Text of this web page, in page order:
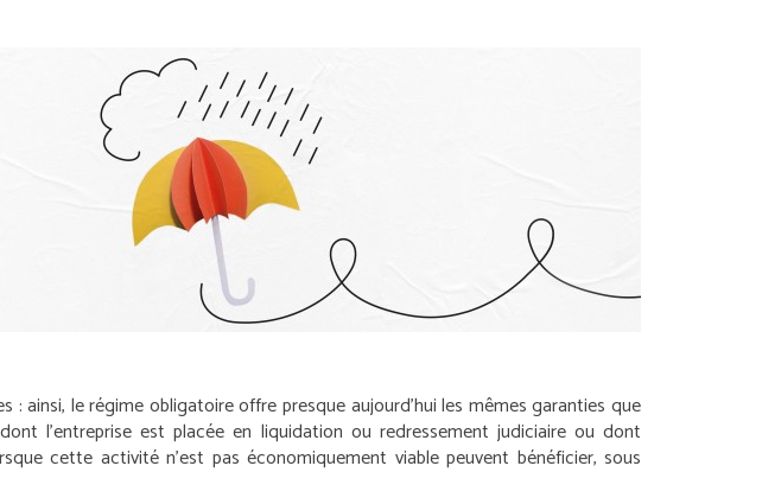
ainsi, le régime obligatoire offre presque aujourd’hui les mêmes garanties que
l’entreprise est placée en liquidation ou redressement judiciaire ou dont
cette activité n’est pas économiquement viable peuvent bénéficier, sous